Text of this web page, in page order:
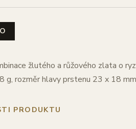
žlutého a růžového zlata o
g, rozměr hlavy prstenu 23 x 18
PRODUKTU